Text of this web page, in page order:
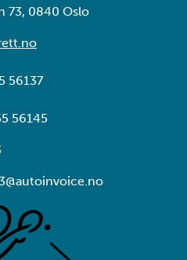
73, 0840 Oslo
56137
56145